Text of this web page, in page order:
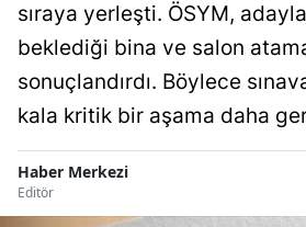
Samsun
Siirt
Sinop
sıraya yerleşti. ÖSYM,
beklediği bina ve salon
sonuçlandırdı. Böylece
kala kritik bir aşama daha
Haber Merkezi
Editör